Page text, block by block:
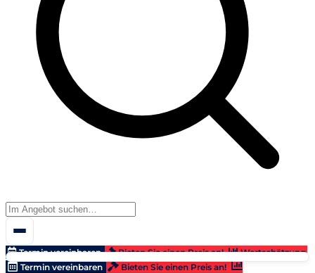
Termin vereinbaren Bieten Sie einen Preis an!
Wertschätzung
Termin vereinbaren
Bieten Sie einen Preis an!